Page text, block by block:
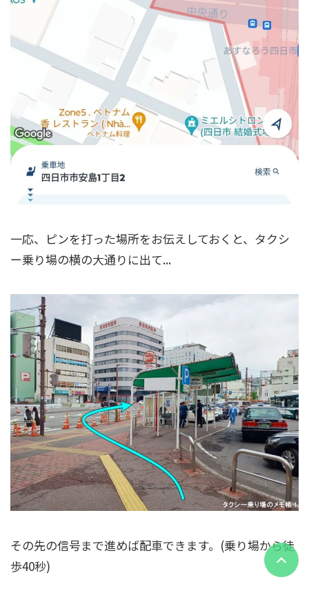
一応、ピンを打った場所をお伝えしておくと、タクシ
ー乗り場の横の大通りに出て...
その先の信号まで進めば配車できます。(乗り場から徒
歩40秒)